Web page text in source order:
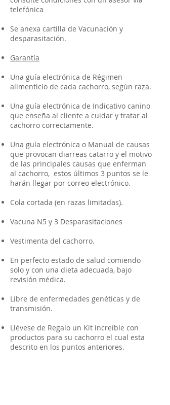
telefónica
Se anexa cartilla de Vacunación y
desparasitación.
Garantía
Una guía electrónica de Régimen
alimenticio de cada cachorro, según raza.
Una guía electrónica de Indicativo canino
que enseña al cliente a cuidar y tratar al
cachorro correctamente.
Una guía electrónica o Manual de causas
que provocan diarreas catarro y el motivo
de las principales causas que enferman
al cachorro, estos últimos 3 puntos se le
harán llegar por correo electrónico.
Cola cortada (en razas limitadas).
Vacuna N5 y 3 Desparasitaciones
Vestimenta del cachorro.
En perfecto estado de salud comiendo
solo y con una dieta adecuada, bajo
revisión médica.
Libre de enfermedades genéticas y de
transmisión.
Llévese de Regalo un Kit increíble con
productos para su cachorro el cual esta
descrito en los puntos anteriores.